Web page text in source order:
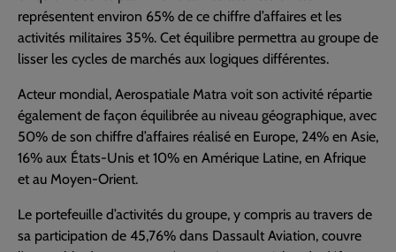
représentent environ 65% de ce chiffre d’affaires et les
activités militaires 35%. Cet équilibre permettra au groupe de
lisser les cycles de marchés aux logiques différentes.
Acteur mondial, Aerospatiale Matra voit son activité répartie
également de façon équilibrée au niveau géographique, avec
50% de son chiffre d’affaires réalisé en Europe, 24% en Asie,
16% aux États-Unis et 10% en Amérique Latine, en Afrique
et au Moyen-Orient.
Le portefeuille d’activités du groupe, y compris au travers de
sa participation de 45,76% dans Dassault Aviation, couvre